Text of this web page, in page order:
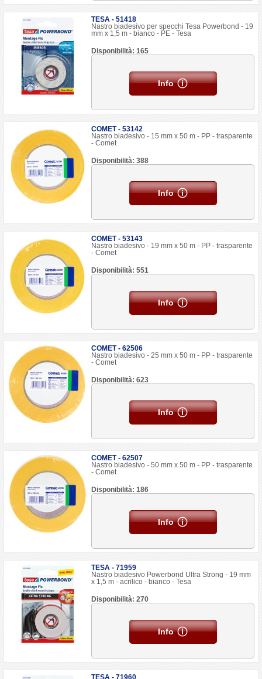
TESA - 51418
Nastro biadesivo per specchi Tesa Powerbond - 19
mm x 1,5 m - bianco - PE - Tesa
Disponibilità: 165
Info
COMET - 53142
Nastro biadesivo - 15 mm x 50 m - PP - trasparente
- Comet
Disponibilità: 388
Info
COMET - 53143
Nastro biadesivo - 19 mm x 50 m - PP - trasparente
- Comet
Disponibilità: 551
Info
COMET - 62506
Nastro biadesivo - 25 mm x 50 m - PP - trasparente
- Comet
Disponibilità: 623
Info
COMET - 62507
Nastro biadesivo - 50 mm x 50 m - PP - trasparente
- Comet
Disponibilità: 186
Info
TESA - 71959
Nastro biadesivo Powerbond Ultra Strong - 19 mm
x 1,5 m - acrilico - bianco - Tesa
Disponibilità: 270
Info
TESA - 71960